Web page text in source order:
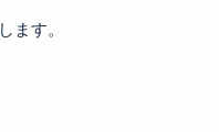
ます。